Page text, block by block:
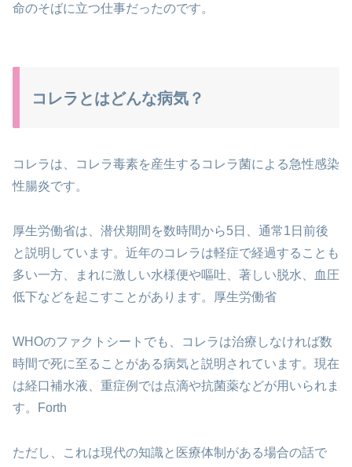
命のそばに立つ仕事だったのです。
コレラとはどんな病気？
コレラは、コレラ毒素を産生するコレラ菌による急性感染
性腸炎です。
厚生労働省は、潜伏期間を数時間から5日、通常1日前後
と説明しています。近年のコレラは軽症で経過することも
多い一方、まれに激しい水様便や嘔吐、著しい脱水、血圧
低下などを起こすことがあります。厚生労働省
WHOのファクトシートでも、コレラは治療しなければ数
時間で死に至ることがある病気と説明されています。現在
は経口補水液、重症例では点滴や抗菌薬などが用いられま
す。Forth
ただし、これは現代の知識と医療体制がある場合の話で